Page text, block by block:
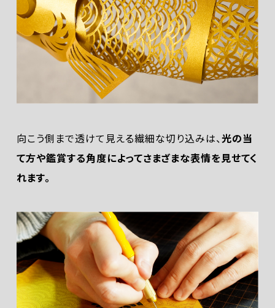
向こう側まで透けて見える繊細な切り込みは、光の当
て方や鑑賞する角度によってさまざまな表情を見せてく
れます。